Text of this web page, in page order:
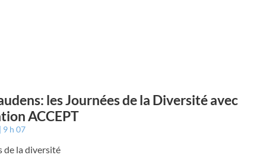
les Journées de la Diversité avec
ACCEPT
9 h 07
de la diversité